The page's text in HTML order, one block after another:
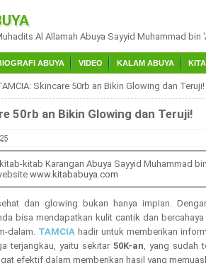
Al Allamah Abuya Sayyid Muhammad bin
ABUYA VIDEO KALAM ABUYA
Skincare 50rb an Bikin Glowing dan Teruji!
50rb an Bikin Glowing dan Teruji!
kitab Karangan Abuya Sayyid Muhammad
www.kitababuya.com
dan glowing bukan hanya impian.
bisa mendapatkan kulit cantik dan bercahaya
dalam. TAMCIA hadir untuk memberikan
terjangkau, yaitu sekitar50K-an , yang sudah
efektif dalam memberikan hasil yang